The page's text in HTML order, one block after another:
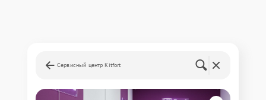
Сервисный центр Kitfort